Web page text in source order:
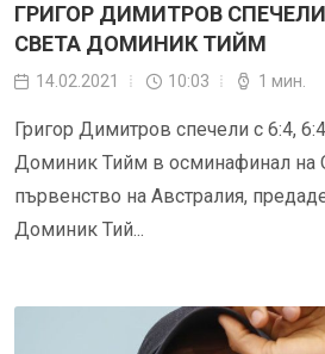
ГРИГОР ДИМИТРОВ
СВЕТА ДОМИНИК ТИЙМ
14.02.2021 10:03 1 мин.
Григор Димитров спечели с 6:4,
Доминик Тийм в осминафинал на
първенство на Австралия,
Доминик Тий...